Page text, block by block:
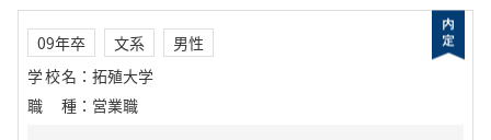
09年卒 文系
男性
学校名 ： 拓殖大学
職種 ： 営業職